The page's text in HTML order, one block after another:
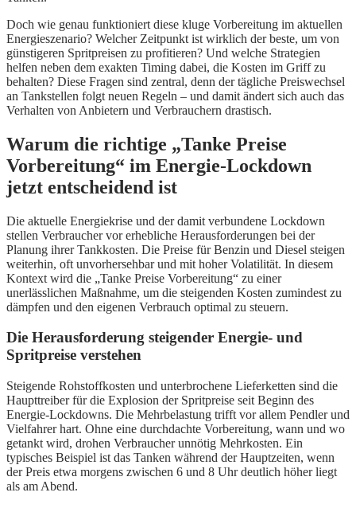
Doch wie genau funktioniert diese kluge Vorbereitung im aktuellen
Energieszenario? Welcher Zeitpunkt ist wirklich der beste, um von
günstigeren Spritpreisen zu profitieren? Und welche Strategien
helfen neben dem exakten Timing dabei, die Kosten im Griff zu
behalten? Diese Fragen sind zentral, denn der tägliche Preiswechsel
an Tankstellen folgt neuen Regeln – und damit ändert sich auch das
Verhalten von Anbietern und Verbrauchern drastisch.
Warum die richtige „Tanke Preise
Vorbereitung“ im Energie-Lockdown
jetzt entscheidend ist
Die aktuelle Energiekrise und der damit verbundene Lockdown
stellen Verbraucher vor erhebliche Herausforderungen bei der
Planung ihrer Tankkosten. Die Preise für Benzin und Diesel steigen
weiterhin, oft unvorhersehbar und mit hoher Volatilität. In diesem
Kontext wird die „Tanke Preise Vorbereitung“ zu einer
unerlässlichen Maßnahme, um die steigenden Kosten zumindest zu
dämpfen und den eigenen Verbrauch optimal zu steuern.
Die Herausforderung steigender Energie- und
Spritpreise verstehen
Steigende Rohstoffkosten und unterbrochene Lieferketten sind die
Haupttreiber für die Explosion der Spritpreise seit Beginn des
Energie-Lockdowns. Die Mehrbelastung trifft vor allem Pendler und
Vielfahrer hart. Ohne eine durchdachte Vorbereitung, wann und wo
getankt wird, drohen Verbraucher unnötig Mehrkosten. Ein
typisches Beispiel ist das Tanken während der Hauptzeiten, wenn
der Preis etwa morgens zwischen 6 und 8 Uhr deutlich höher liegt
als am Abend.